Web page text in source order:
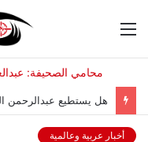
أخبار عربية وعالمية